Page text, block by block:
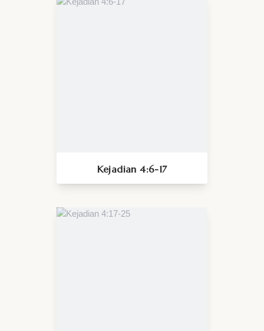
Kejadian 4:6-17